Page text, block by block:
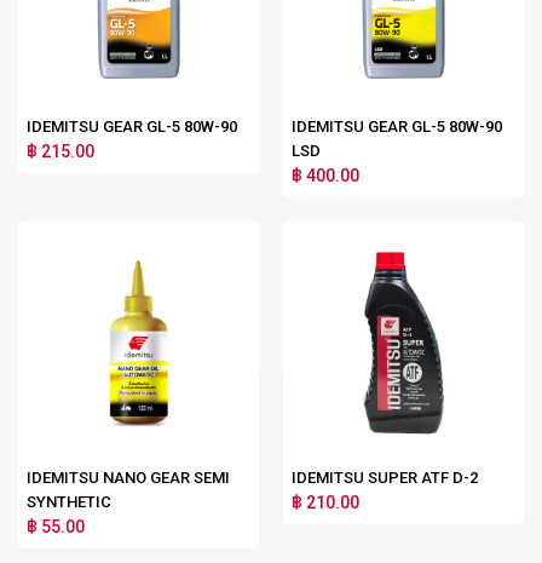
IDEMITSU GEAR GL-5 80W-90
฿ 215.00
IDEMITSU GEAR GL-5 80W-90
LSD
฿ 400.00
IDEMITSU NANO GEAR SEMI
SYNTHETIC
฿ 55.00
IDEMITSU SUPER ATF D-2
฿ 210.00